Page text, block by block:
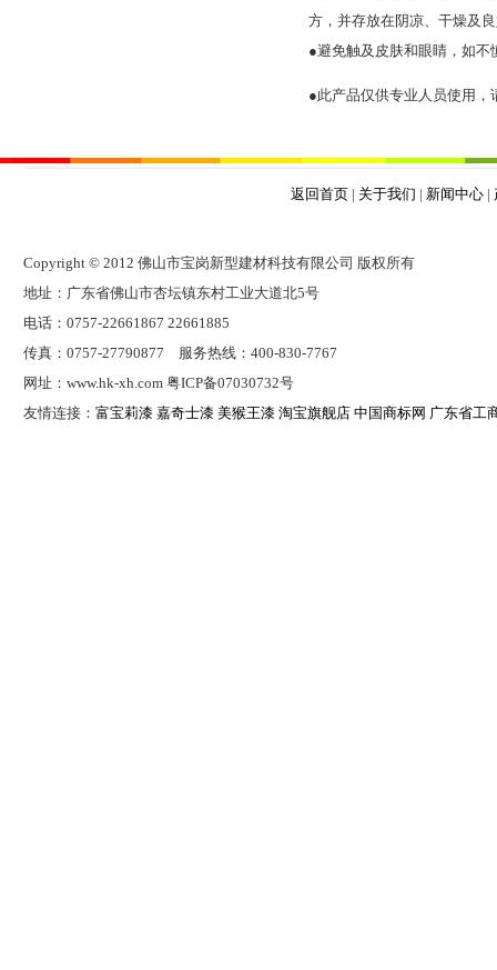
方，并存放在阴凉、干燥及
●避免触及皮肤和眼睛，如
●此产品仅供专业人员使用
返回首页 | 关于我们 | 新闻中心 |
Copyright © 2012 佛山市宝岗新型建材科技有限公司 版权所有
地址：广东省佛山市杏坛镇东村工业大道北5号
电话：0757-22661867 22661885
传真：0757-27790877 服务热线：400-830-7767
网址：www.hk-xh.com 粤ICP备07030732号
友情连接： 富宝莉漆 嘉奇士漆 美猴王漆 淘宝旗舰店 中国商标网 广东省工